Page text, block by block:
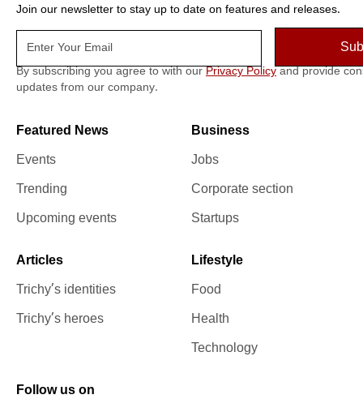
Join our newsletter to stay up to date on features and releases.
By subscribing you agree to with our Privacy Policy and provide
updates from our company.
Featured News
Events
Trending
Upcoming events
Business
Jobs
Corporate section
Startups
Articles
Trichy’s identities
Trichy’s heroes
Lifestyle
Food
Health
Technology
Follow us on